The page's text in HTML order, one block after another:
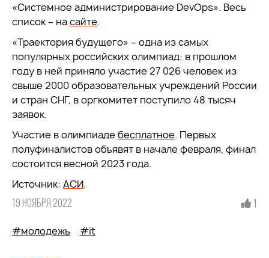
«Системное администрирование DevOps». Весь
список – насайте.
«Траектория будущего» – одна из самых
популярных российских олимпиад: в прошлом
году в ней приняло участие 27 026 человек из
свыше 2000 образовательных учреждений России
и стран СНГ, в оргкомитет поступило 48 тысяч
заявок.
Участие в олимпиадебесплатное. Первых
полуфиналистов объявят в начале февраля, финал
состоится весной 2023 года.
Источник: АСИ.
19 НОЯБРЯ 2022 1
#молодежь #it